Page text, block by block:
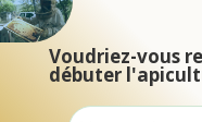
Voudriez-vous
débuter